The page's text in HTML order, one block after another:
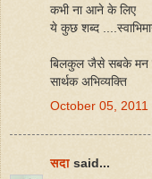
कभी ना आने के लिए
ये कुछ शब्द
बिलकुल जैसे सबके मन
सार्थक अभिव्यक्ति
October 05, 2011
सदा said...